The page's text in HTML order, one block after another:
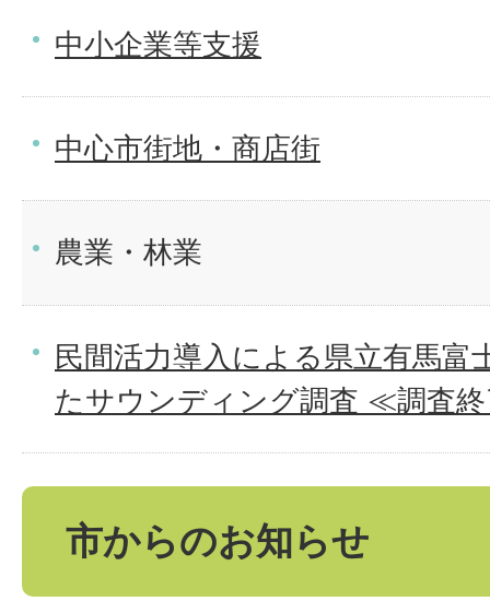
中小企業等支援
中心市街地・商店街
農業・林業
民間活力導入による県立有馬富
たサウンディング調査 ≪調査
市からのお知らせ